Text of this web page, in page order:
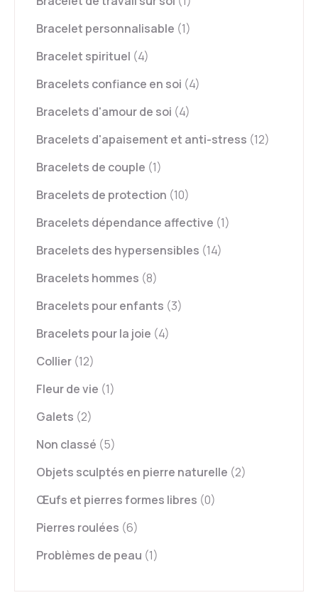
Bracelet personnalisable (1)
Bracelet spirituel (4)
Bracelets confiance en soi (4)
Bracelets d'amour de soi (4)
Bracelets d'apaisement et anti-stress (12)
Bracelets de couple (1)
Bracelets de protection (10)
Bracelets dépendance affective (1)
Bracelets des hypersensibles (14)
Bracelets hommes (8)
Bracelets pour enfants (3)
Bracelets pour la joie (4)
Collier (12)
Fleur de vie (1)
Galets (2)
Non classé (5)
Objets sculptés en pierre naturelle (2)
Œufs et pierres formes libres (0)
Pierres roulées (6)
Problèmes de peau (1)